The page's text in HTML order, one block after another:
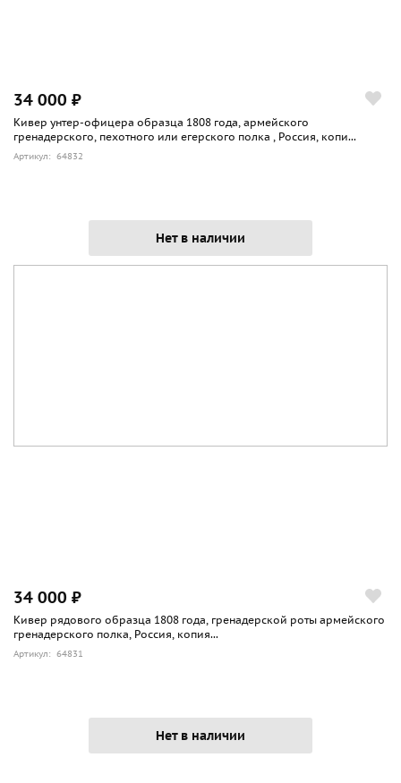
34 000 ₽
Кивер унтер-офицера образца 1808 года, армейского
гренадерского, пехотного или егерского полка , Россия, копи...
Артикул: 64832
Нет в наличии
34 000 ₽
Кивер рядового образца 1808 года, гренадерской роты армейского
гренадерского полка, Россия, копия...
Артикул: 64831
Нет в наличии